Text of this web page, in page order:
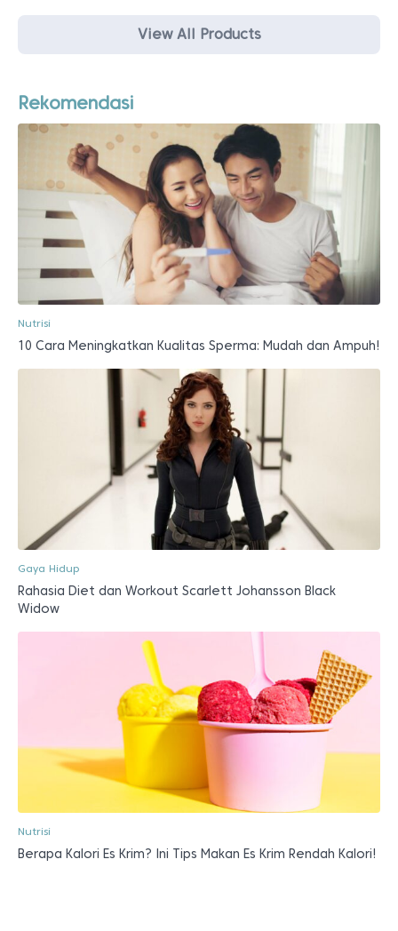
View All Products
Rekomendasi
Nutrisi
10 Cara Meningkatkan Kualitas Sperma: Mudah dan Ampuh!
Gaya Hidup
Rahasia Diet dan Workout Scarlett Johansson Black
Widow
Nutrisi
Berapa Kalori Es Krim? Ini Tips Makan Es Krim Rendah Kalori!